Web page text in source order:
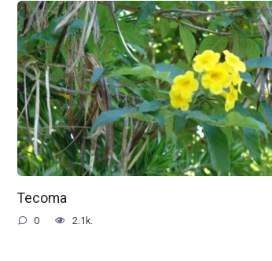
Tecoma
0 2.1k.